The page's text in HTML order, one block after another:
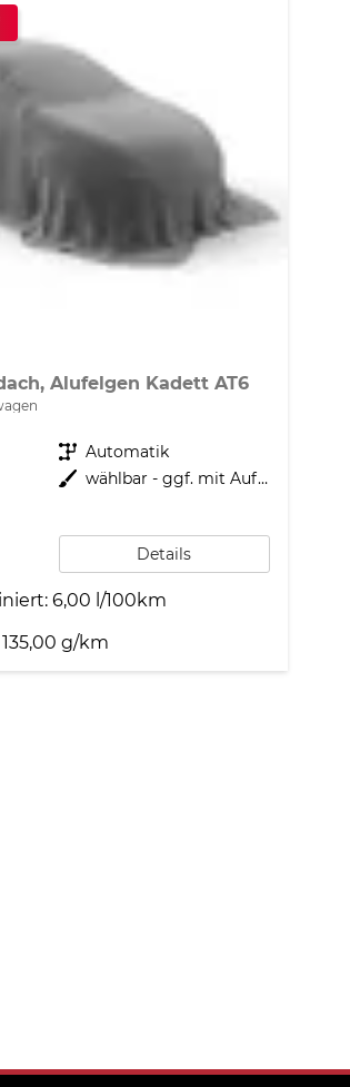
Alufelgen Kadett AT6
Getriebe Automatik
Außenfarbe
wählbar - ggf. mit Aufpreis
Details
6,00 l/100km
135,00 g/km